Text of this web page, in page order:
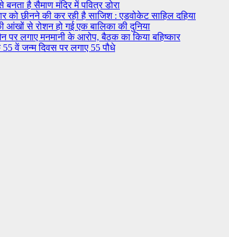
है सैमाण मंदिर में पवित्र डोरा
को छीनने की कर रही है साजिश : एडवोकेट साहिल दहिया
आंखों से रोशन हो गई एक बालिका की दुनिया
पर लगाए मनमानी के आरोप, बैठक का किया बहिष्कार
55 वें जन्म दिवस पर लगाए 55 पौधे